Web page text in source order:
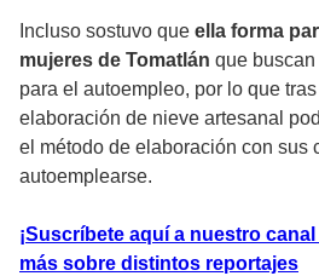
Incluso sostuvo que ella forma
mujeres de Tomatlán que
para el autoempleo, por lo que
elaboración de nieve artesanal
el método de elaboración con sus
autoemplearse.
¡Suscríbete aquí a nuestro
más sobre distintos reportajes